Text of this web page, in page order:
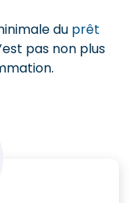
du prêt
pas non plus